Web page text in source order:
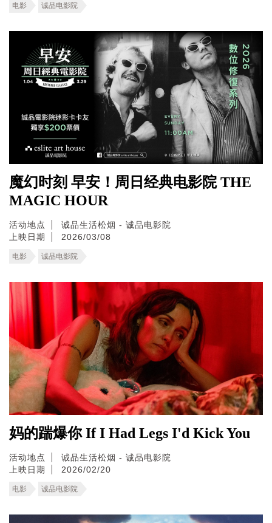
电影 诚品电影院
魔幻时刻 早安！周日经典电影院 THE
MAGIC HOUR
活动地点
诚品生活松烟 - 诚品电影院
上映日期
2026/03/08
电影 诚品电影院
妈的踹爆你 If I Had Legs I'd Kick You
活动地点
诚品生活松烟 - 诚品电影院
上映日期
2026/02/20
电影 诚品电影院